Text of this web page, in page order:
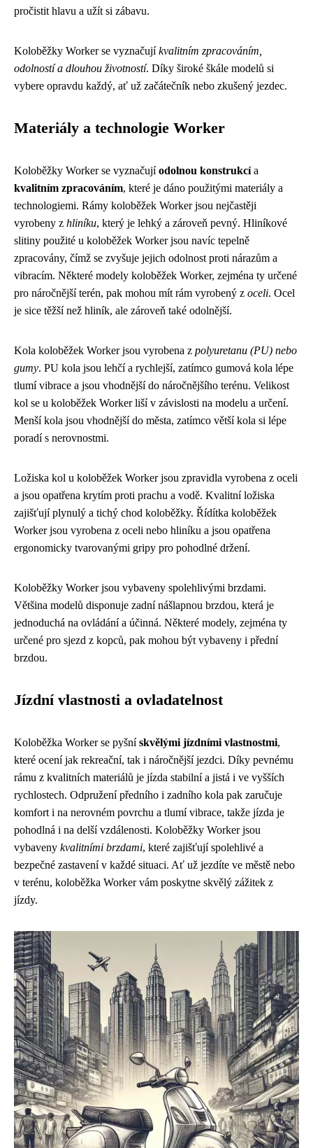
pročistit hlavu a užít si zábavu.
Koloběžky Worker se vyznačujíkvalitním zpracováním,
odolností a dlouhou životností. Díky široké škále modelů si
vybere opravdu každý, ať už začátečník nebo zkušený jezdec.
Materiály a technologie Worker
Koloběžky Worker se vyznačujíodolnou konstrukcía
kvalitním zpracováním, které je dáno použitými materiály a
technologiemi. Rámy koloběžek Worker jsou nejčastěji
vyrobeny z hliníku, který je lehký a zároveň pevný. Hliníkové
slitiny použité u koloběžek Worker jsou navíc tepelně
zpracovány, čímž se zvyšuje jejich odolnost proti nárazům a
vibracím. Některé modely koloběžek Worker, zejména ty určené
pro náročnější terén, pak mohou mít rám vyrobený z oceli. Ocel
je sice těžší než hliník, ale zároveň také odolnější.
Kola koloběžek Worker jsou vyrobena z polyuretanu (PU) nebo
gumy. PU kola jsou lehčí a rychlejší, zatímco gumová kola lépe
tlumí vibrace a jsou vhodnější do náročnějšího terénu. Velikost
kol se u koloběžek Worker liší v závislosti na modelu a určení.
Menší kola jsou vhodnější do města, zatímco větší kola si lépe
poradí s nerovnostmi.
Ložiska kol u koloběžek Worker jsou zpravidla vyrobena z oceli
a jsou opatřena krytím proti prachu a vodě. Kvalitní ložiska
zajišťují plynulý a tichý chod koloběžky. Řídítka koloběžek
Worker jsou vyrobena z oceli nebo hliníku a jsou opatřena
ergonomicky tvarovanými gripy pro pohodlné držení.
Koloběžky Worker jsou vybaveny spolehlivými brzdami.
Většina modelů disponuje zadní nášlapnou brzdou, která je
jednoduchá na ovládání a účinná. Některé modely, zejména ty
určené pro sjezd z kopců, pak mohou být vybaveny i přední
brzdou.
Jízdní vlastnosti a ovladatelnost
Koloběžka Worker se pyšnískvělými jízdními vlastnostmi,
které ocení jak rekreační, tak i náročnější jezdci. Díky pevnému
rámu z kvalitních materiálů je jízda stabilní a jistá i ve vyšších
rychlostech. Odpružení předního i zadního kola pak zaručuje
komfort i na nerovném povrchu a tlumí vibrace, takže jízda je
pohodlná i na delší vzdálenosti. Koloběžky Worker jsou
vybaveny kvalitními brzdami, které zajišťují spolehlivé a
bezpečné zastavení v každé situaci. Ať už jezdíte ve městě nebo
v terénu, koloběžka Worker vám poskytne skvělý zážitek z
jízdy.